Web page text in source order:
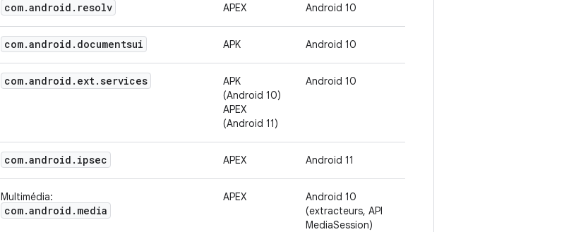
com.android . resolv APEX Android 10
com.android . documentsui APK Android 10
com.android . ext.services
APK
(Android 10)
APEX
(Android 11)
Android 10
com.android . ipsec APEX Android 11
Multimédia:
com.android . media
APEX
Android 10
(extracteurs, API
MediaSession)